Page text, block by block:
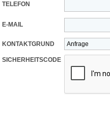
TELEFON
E-MAIL
KONTAKTGRUND
SICHERHEITSCODE